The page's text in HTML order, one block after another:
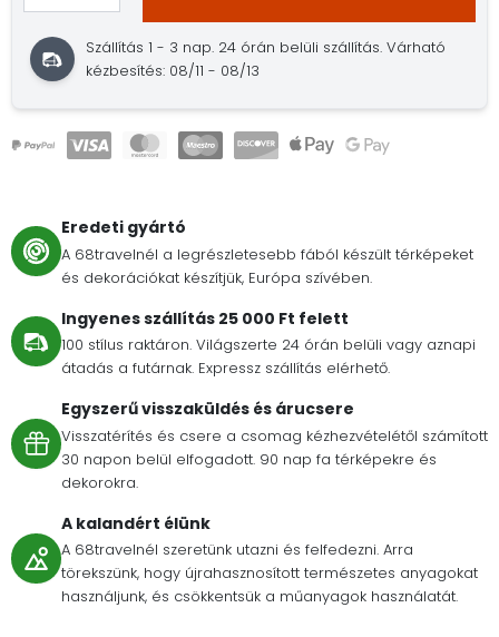
Szállítás 1 - 3 nap. 24 órán belüli szállítás. Várható
kézbesítés: 08/11 - 08/13
Eredeti gyártó
A 68travelnél a legrészletesebb fából készült térképeket
és dekorációkat készítjük, Európa szívében.
Ingyenes szállítás 25 000 Ft felett
100 stílus raktáron. Világszerte 24 órán belüli vagy aznapi
átadás a futárnak. Expressz szállítás elérhető.
Egyszerű visszaküldés és árucsere
Visszatérítés és csere a csomag kézhezvételétől számított
30 napon belül elfogadott. 90 nap fa térképekre és
dekorokra.
A kalandért élünk
A 68travelnél szeretünk utazni és felfedezni. Arra
törekszünk, hogy újrahasznosított természetes anyagokat
használjunk, és csökkentsük a műanyagok használatát.